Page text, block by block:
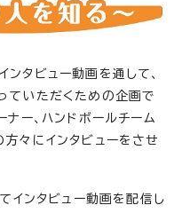
タビュー動画を通して、
ていただくための企画で
ナー、ハンドボールチーム
々にインタビューをさせ
ンタビュー動画を配信し